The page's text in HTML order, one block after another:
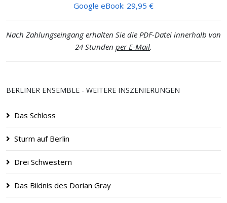
Google eBook: 29,95 €
Nach Zahlungseingang erhalten Sie die PDF-Datei innerhalb von
24 Stunden per E-Mail.
BERLINER ENSEMBLE - WEITERE INSZENIERUNGEN
Das Schloss
Sturm auf Berlin
Drei Schwestern
Das Bildnis des Dorian Gray